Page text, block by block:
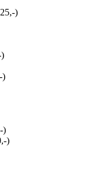
)
)
)
)